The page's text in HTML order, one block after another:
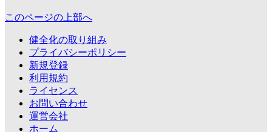
このページの上部へ
健全化の取り組み
プライバシーポリシー
新規登録
利用規約
ライセンス
お問い合わせ
運営会社
ホーム